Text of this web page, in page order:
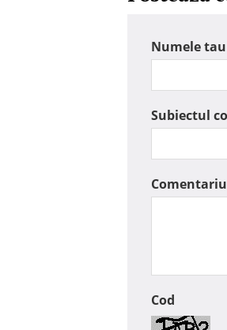
Numele tau
Subiectul
Cod